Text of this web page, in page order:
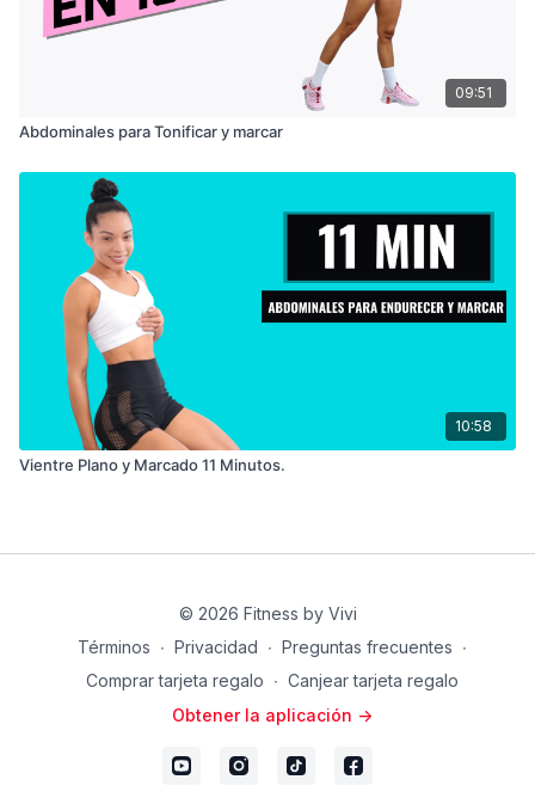
09:51
Abdominales para Tonificar y marcar
10:58
Vientre Plano y Marcado 11 Minutos.
© 2026 Fitness by Vivi
Términos ∙ Privacidad ∙ Preguntas frecuentes ∙
Comprar tarjeta regalo ∙ Canjear tarjeta regalo
Obtener la aplicación ->